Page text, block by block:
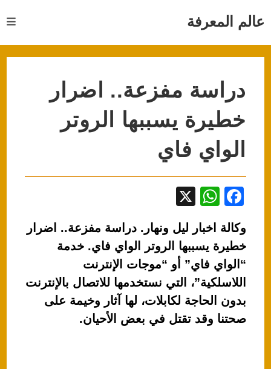
عالم المعرفة
دراسة مفزعة.. اضرار
خطيرة يسببها الروتر
الواي فاي
F
c
e
b
o
o
W
at
s
A
p
p
وكالة اخبار ليل ونهار. دراسة مفزعة.. اضرار
خطيرة يسببها الروتر الواي فاي. خدمة
“الواي فاي” أو “موجات الإنترنت
اللاسلكية”، التي نستخدمها للاتصال بالإنترنت
بدون الحاجة لكابلات، لها آثار وخيمة على
صحتنا وقد تقتل في بعض الأحيان.